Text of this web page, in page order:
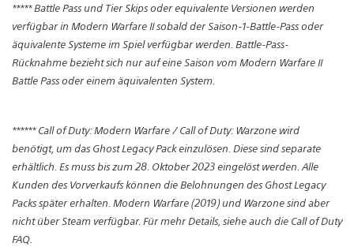
***** Battle Pass und Tier Skips oder equivalente Versionen werden
verfügbar in Modern Warfare II sobald der Saison-1-Battle-Pass oder
äquivalente Systeme im Spiel verfügbar werden. Battle-Pass-
Rücknahme bezieht sich nur auf eine Saison vom Modern Warfare II
Battle Pass oder einem äquivalenten System.
****** Call of Duty: Modern Warfare / Call of Duty: Warzone wird
benötigt, um das Ghost Legacy Pack einzulösen. Diese sind separate
erhältlich. Es muss bis zum 28. Oktober 2023 eingelöst werden. Alle
Kunden des Vorverkaufs können die Belohnungen des Ghost Legacy
Packs später erhalten. Modern Warfare (2019) und Warzone sind aber
nicht über Steam verfügbar. Für mehr Details, siehe auch die Call of Duty
FAQ.